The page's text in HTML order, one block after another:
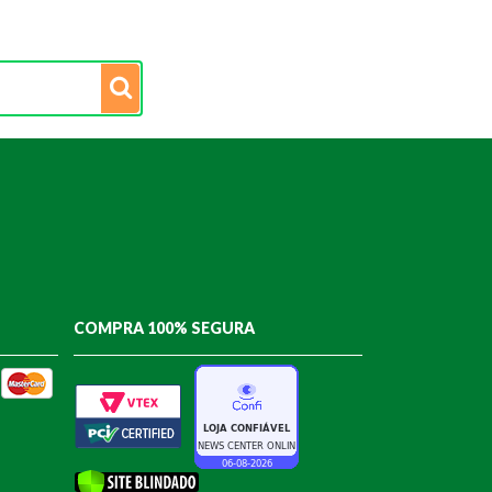
COMPRA 100% SEGURA